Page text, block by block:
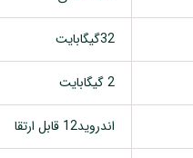
32گیگابایت
2 گیگابایت
اندروید12 قابل ارتقا